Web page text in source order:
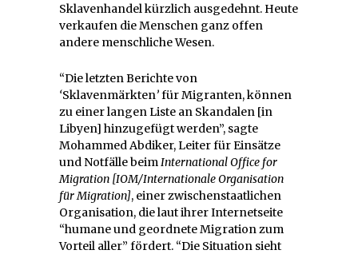
Sklavenhandel kürzlich ausgedehnt. Heute
verkaufen die Menschen ganz offen
andere menschliche Wesen.
“Die letzten Berichte von
‘Sklavenmärkten’für Migranten, können
zu einer langen Liste an Skandalen [in
Libyen] hinzugefügt werden”, sagte
Mohammed Abdiker, Leiter für Einsätze
und Notfälle beimInternational Office for
Migration [IOM/Internationale Organisation
für Migration], einer zwischenstaatlichen
Organisation, die laut ihrer Internetseite
“humane und geordnete Migration zum
Vorteil aller” fördert. “Die Situation sieht